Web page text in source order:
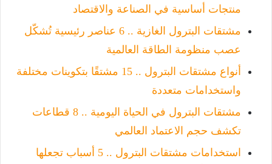
منتجات أساسية في الصناعة والاقتصاد
مشتقات البترول الغازية .. 6 عناصر رئيسية تُشكّل
عصب منظومة الطاقة العالمية
أنواع مشتقات البترول .. 15 مشتقًا بتكوينات مختلفة
واستخدامات متعددة
مشتقات البترول في الحياة اليومية .. 8 قطاعات
تكشف حجم الاعتماد العالمي
استخدامات مشتقات البترول .. 5 أسباب تجعلها